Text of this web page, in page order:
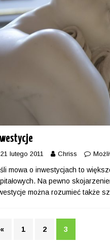
21 lutego 2011 Chriss
mowa o inwestycjach to
Na pewno
można rozumieć także
« 1 2 3